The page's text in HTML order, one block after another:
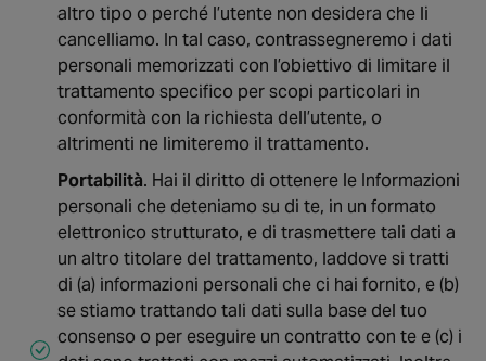
altro tipo o perché l’utente non desidera che li
cancelliamo. In tal caso, contrassegneremo i dati
personali memorizzati con l’obiettivo di limitare il
trattamento specifico per scopi particolari in
conformità con la richiesta dell’utente, o
altrimenti ne limiteremo il trattamento.
Portabilità. Hai il diritto di ottenere le Informazioni
personali che deteniamo su di te, in un formato
elettronico strutturato, e di trasmettere tali dati a
un altro titolare del trattamento, laddove si tratti
di (a) informazioni personali che ci hai fornito, e (b)
se stiamo trattando tali dati sulla base del tuo
consenso o per eseguire un contratto con te e (c) i